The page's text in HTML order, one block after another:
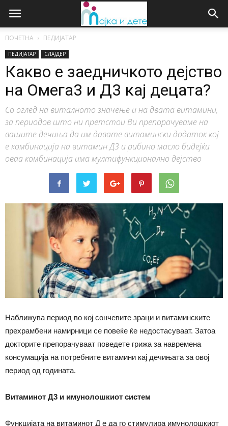
ПОЧЕТНА ПЕДИЈАТАР
ПЕДИЈАТАР СЛАЈДЕР
Какво е заедничкото дејство
на Омега3 и Д3 кај децата?
Со оглед на виталното значење и на двата витамини,
за периодов што ни претстои Ви препорачуваме на
вашите дечиња да им давате витамински додаток кој
е комбинација на витамин Д3 и рибино масло бидејќи
оваа комбинација има мултифункционално дејство
Наближува период во кој сончевите зраци и витаминските
прехрамбени намирници се повеќе ќе недостасуваат. Затоа
докторите препорачуваат поведете грижа за навремена
консумација на потребните витамини кај дечињата за овој
период од годината.
Витаминот Д3 и имунолошкиот систем
Функцијата на витаминот Д е да го стимулира имунолошкиот